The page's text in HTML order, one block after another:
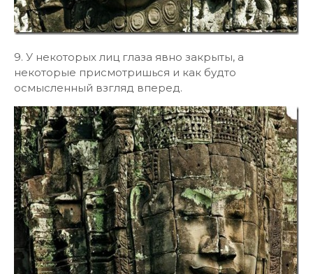
9. У некоторых лиц глаза явно закрыты, а
некоторые присмотришься и как будто
осмысленный взгляд вперед.